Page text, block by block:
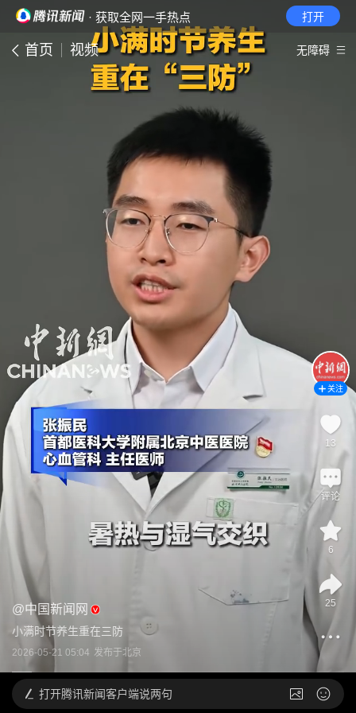
· 获取全网一手热点 打开
首页 视频 无障碍
@中国新闻网
小满时节养生重在三防
2026-05-21 05:04 发布于北京
关注
13
评论
6
25
打开腾讯新闻客户端说两句